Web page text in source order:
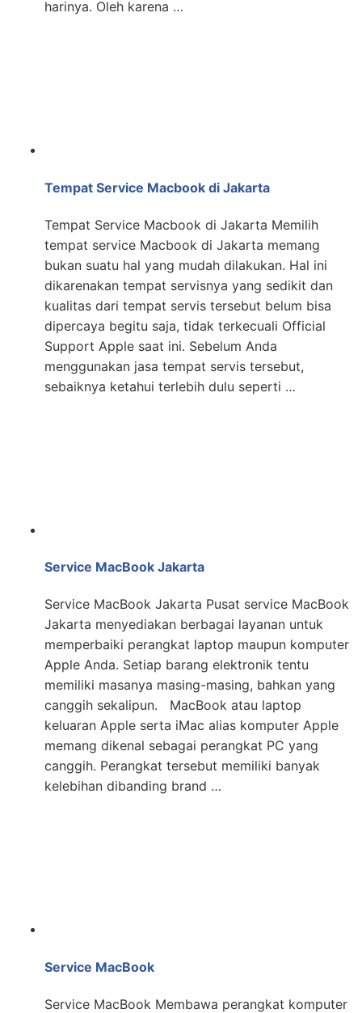
harinya. Oleh karena …
Tempat Service Macbook di Jakarta
Tempat Service Macbook di Jakarta Memilih
tempat service Macbook di Jakarta memang
bukan suatu hal yang mudah dilakukan. Hal ini
dikarenakan tempat servisnya yang sedikit dan
kualitas dari tempat servis tersebut belum bisa
dipercaya begitu saja, tidak terkecuali Official
Support Apple saat ini. Sebelum Anda
menggunakan jasa tempat servis tersebut,
sebaiknya ketahui terlebih dulu seperti …
Service MacBook Jakarta
Service MacBook Jakarta Pusat service MacBook
Jakarta menyediakan berbagai layanan untuk
memperbaiki perangkat laptop maupun komputer
Apple Anda. Setiap barang elektronik tentu
memiliki masanya masing-masing, bahkan yang
canggih sekalipun. MacBook atau laptop
keluaran Apple serta iMac alias komputer Apple
memang dikenal sebagai perangkat PC yang
canggih. Perangkat tersebut memiliki banyak
kelebihan dibanding brand …
Service MacBook
Service MacBook Membawa perangkat komputer